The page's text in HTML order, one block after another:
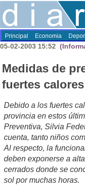
Principal Economia
05-02-2003 15:52
Medidas de
fuertes calores
Debido a los fuertes
provincia en estos
Preventiva, Silvia
cuenta, tanto niños
Al respecto, la
deben exponerse a
cerrados donde se
sol por muchas horas.